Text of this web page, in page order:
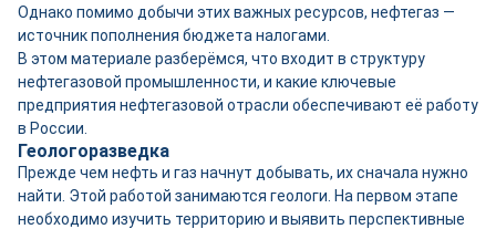
Однако помимо добычи этих важных ресурсов, нефтегаз —
источник пополнения бюджета налогами.
В этом материале разберёмся, что входит в структуру
нефтегазовой промышленности, и какие ключевые
предприятия нефтегазовой отрасли обеспечивают её работу
в России.
Геологоразведка
Прежде чем нефть и газ начнут добывать, их сначала нужно
найти. Этой работой занимаются геологи. На первом этапе
необходимо изучить территорию и выявить перспективные